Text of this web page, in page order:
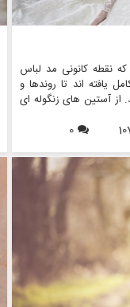
نقطه کانونی مد لباس
یافته اند تا روندها و
آستین های زنگوله ای
های زیبای اسقف امروزی،
خود را دارد. در این
یک فروشگاه پیشرو
نفیس لباس عروس
0